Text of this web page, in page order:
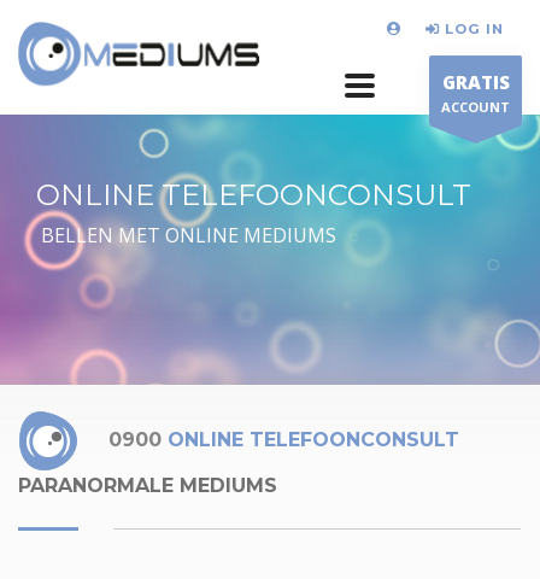
LOG IN
GRATIS
ACCOUNT
ONLINE TELEFOONCONSULT
BELLEN MET ONLINE MEDIUMS
0900 ONLINE TELEFOONCONSULT
PARANORMALE MEDIUMS